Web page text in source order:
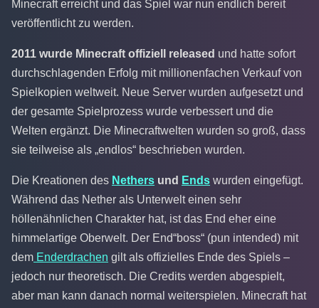
Minecraft erreicht und das Spiel war nun endlich bereit
veröffentlicht zu werden.
2011 wurde Minecraft offiziell released und hatte sofort
durchschlagenden Erfolg mit millionenfachen Verkauf von
Spielkopien weltweit. Neue Server wurden aufgesetzt und
der gesamte Spielprozess wurde verbessert und die
Welten ergänzt. Die Minecraftwelten wurden so groß, dass
sie teilweise als „endlos“ beschrieben wurden.
Die Kreationen des Nethers und Ends wurden eingefügt.
Während das Nether als Unterwelt einen sehr
höllenähnlichen Charakter hat, ist das End eher eine
himmelartige Oberwelt. Der End“boss“ (pun intended) mit
dem Enderdrachen gilt als offizielles Ende des Spiels –
jedoch nur theoretisch. Die Credits werden abgespielt,
aber man kann danach normal weiterspielen. Minecraft hat